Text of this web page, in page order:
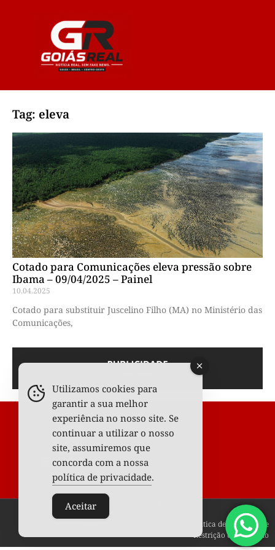
Tag: eleva
Cotado para Comunicações eleva pressão sobre
Ibama – 09/04/2025 – Painel
10.04.2025
Cotado para substituir Juscelino Filho (MA) no Ministério das
Comunicações,
Todos os Direitos Reservados © 2025
Política de privacidade
Restrição de conteúdo
Utilizamos cookies para
garantir a sua melhor
experiência no nosso site. Se
continuar a utilizar o nosso
site, assumiremos que
concorda com a nossa
política de privacidade.
Aceitar